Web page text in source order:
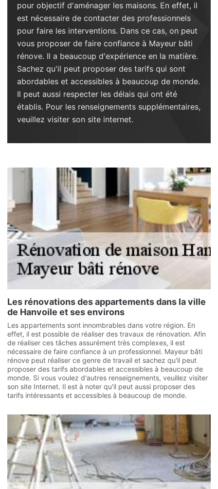
pour objectif d'aménager les maisons. En effet, il
est nécessaire de contacter des professionnels
pour faire les interventions. Dans ce cas, on peut
vous proposer de faire confiance à Mayeur bâti
rénove. Il a beaucoup d'expérience en la matière.
Sachez qu'il peut proposer des tarifs qui sont
abordables et accessibles à beaucoup de monde.
Il peut aussi respecter les délais qui ont été
établis. Pour les renseignements supplémentaires,
veuillez visiter son site internet.
Les rénovations des appartements dans la ville
de Hanvoile et ses environs
Les appartements sont innombrables dans votre région. En
effet, il est possible de réaliser des travaux de rénovation. Afin
de réaliser ces tâches assurément très complexes, il est
nécessaire de faire confiance à un professionnel. Mayeur bâti
rénove peut réaliser ce genre de travail et sachez qu'il peut
proposer des tarifs abordables et accessibles à beaucoup de
monde. Si vous voulez d'autres renseignements, veuillez visiter
son site Internet. Il est à noter qu'il peut aussi proposer des
tarifs intéressants et accessibles à beaucoup de monde.